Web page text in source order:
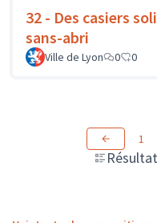
32 - Des casiers
sans-abri
Ville de Lyon 0 0
1